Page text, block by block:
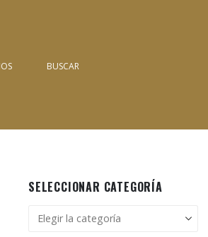
BUSCAR
SELECCIONAR CATEGORÍA
Seleccionar
categoría